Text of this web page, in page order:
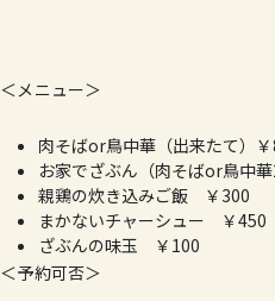
＜メニュー＞
肉そばor鳥中華（出来たて）
お家でざぶん（肉そばor鳥中
親鶏の炊き込みご飯 ￥300
まかないチャーシュー ￥450
ざぶんの味玉 ￥100
＜予約可否＞